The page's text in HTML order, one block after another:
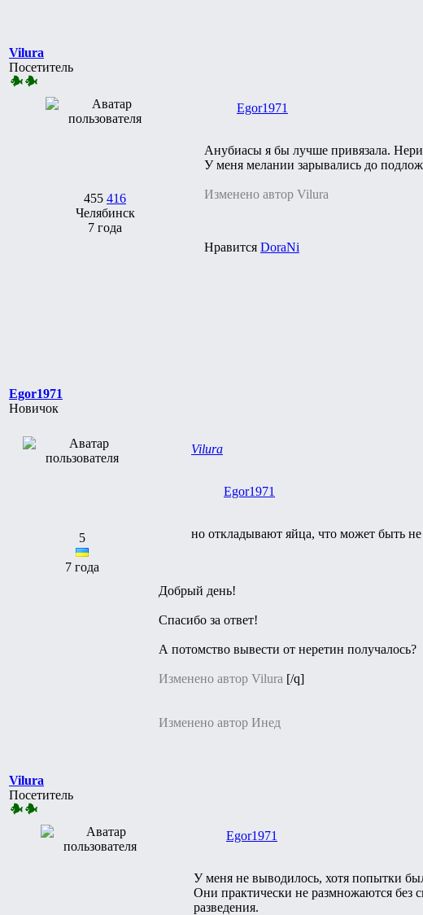
Vilura
Посетитель
455 416
Челябинск
7 года
Egor1971
Анубиасы я бы лучше привязала.
У меня мелании зарывались до
Изменено автор Vilura
Нравится DoraNi
Egor1971
Новичок
5
7 года
Vilura
Egor1971
но откладывают яйца, что может быть
Добрый день!
Спасибо за ответ!
А потомство вывести от неретин получалось?
Изменено автор Vilura [/q]
Изменено автор Инед
Vilura
Посетитель
Egor1971
У меня не выводилось, хотя попытки
Они практически не размножаются без
разведения.